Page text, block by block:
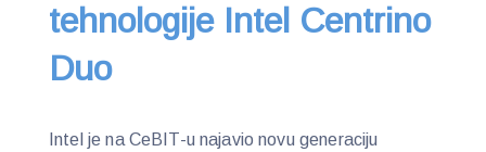
tehnologije Intel Centrino
Duo
Intel je na CeBIT-u najavio novu generaciju